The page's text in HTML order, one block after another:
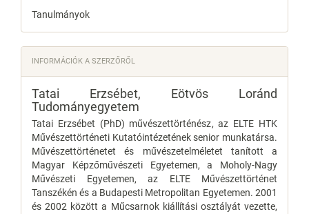
Tanulmányok
INFORMÁCIÓK A SZERZŐRŐL
Tatai Erzsébet, Eötvös Loránd
Tudományegyetem
Tatai Erzsébet (PhD) művészettörténész, az ELTE HTK
Művészettörténeti Kutatóintézetének senior munkatársa.
Művészettörténetet és művészetelméletet tanított a
Magyar Képzőművészeti Egyetemen, a Moholy-Nagy
Művészeti Egyetemen, az ELTE Művészettörténet
Tanszékén és a Budapesti Metropolitan Egyetemen. 2001
és 2002 között a Műcsarnok kiállítási osztályát vezette,